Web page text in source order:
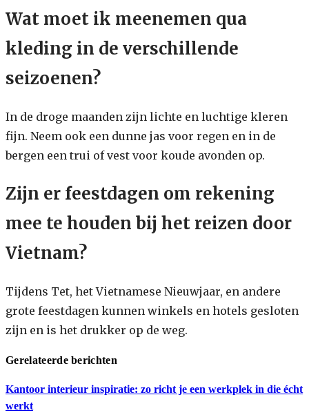
Wat moet ik meenemen qua
kleding in de verschillende
seizoenen?
In de droge maanden zijn lichte en luchtige kleren
fijn. Neem ook een dunne jas voor regen en in de
bergen een trui of vest voor koude avonden op.
Zijn er feestdagen om rekening
mee te houden bij het reizen door
Vietnam?
Tijdens Tet, het Vietnamese Nieuwjaar, en andere
grote feestdagen kunnen winkels en hotels gesloten
zijn en is het drukker op de weg.
Gerelateerde berichten
Kantoor interieur inspiratie: zo richt je een werkplek in die écht
werkt